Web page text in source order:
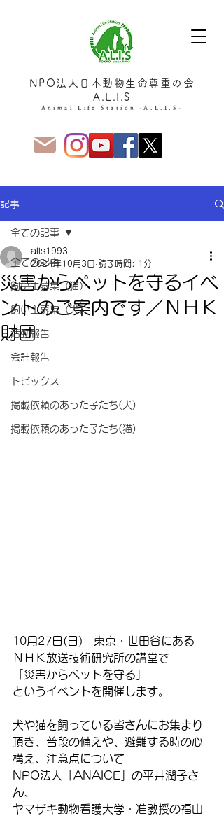
NPO法人日本動物生命尊重の会
A.L.I.S
Animal Life Station -A.L.I.S-
記事
全ての記事
飼い主募集（猫）
飼い主募集（犬）
活動報告
会計報告
トピックス
掲載依頼のあった子たち(犬)
掲載依頼のあった子たち(猫)
全ての記事
災害からペットを守るイベ
ントのご案内です／ＮＨＫ
財団
alis1993
2024年10月3日 読了時間: 1分
10月27日(日)　東京・世田谷にある
ＮＨＫ放送技術研究所の講堂で
「災害からペットを守る」
というイベントを開催します。
犬や猫を飼っている皆さんにお集まり
頂き、普段の備えや、避難する時の心
構え、注意点について
NPO法人「ANAICE」の平井潤子さ
ん、
ヤマザキ動物看護大学・准教授の福山